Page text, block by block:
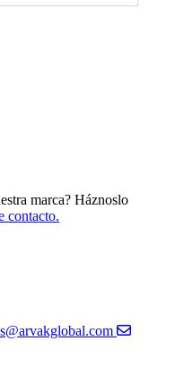
marca? Háznoslo
contacto.